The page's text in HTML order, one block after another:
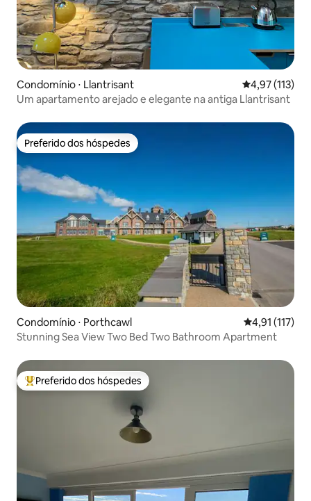
Condomínio ⋅ Llantrisant 4,97 de uma
4,97 (113)
Um apartamento arejado e elegante na antiga Llantrisant
Preferido dos hóspedes
Preferido dos hóspedes
Condomínio ⋅ Porthcawl 4,91 de uma
4,91 (117)
Stunning Sea View Two Bed Two Bathroom Apartment
Entre os melhores preferidos dos hóspedes
Preferido dos hóspedes